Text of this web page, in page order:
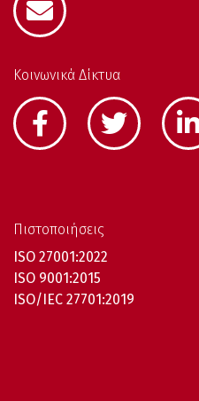
Κοινωνικά Δίκτυα
Πιστοποιήσεις
ISO 27001:2022
ISO 9001:2015
ISO/IEC 27701:2019